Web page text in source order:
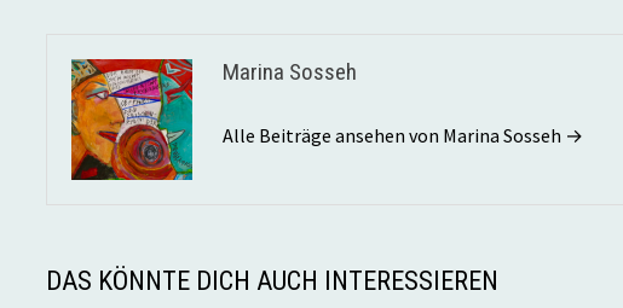
Marina Sosseh
Alle Beiträge ansehen von Marina Sosseh →
DAS KÖNNTE DICH AUCH INTERESSIEREN